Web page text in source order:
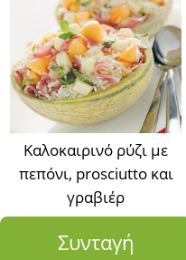
Καλοκαιρινό ρύζι με
πεπόνι, prosciutto και
γραβιέρ
Συνταγή